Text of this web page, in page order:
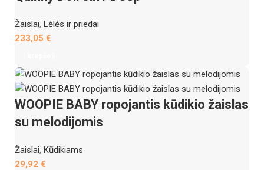
Žaislai, Lėlės ir priedai
233,05 €
WOOPIE BABY ropojantis kūdikio žaislas
su melodijomis
Žaislai, Kūdikiams
29,92 €